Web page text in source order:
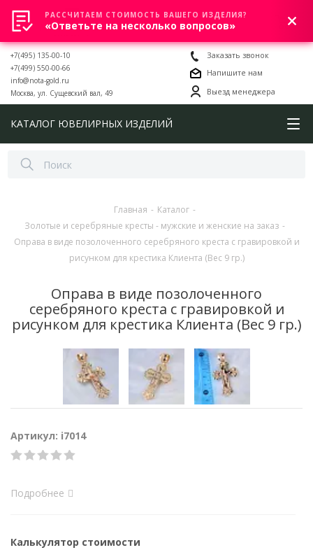
0
+7(495) 135-00-10
+7(499) 550-00-66
info@nota-gold.ru
Москва, ул. Сущевский вал, 49
Заказать звонок
Напишите нам
Выезд менеджера
КАТАЛОГ ЮВЕЛИРНЫХ ИЗДЕЛИЙ
Главная - Каталог -
Золотые и серебряные кресты - мужские и женские на заказ -
Оправа в виде позолоченного серебряного креста с гравировкой и
рисунком для крестика Клиента (Вес 9 гр.)
Оправа в виде позолоченного
серебряного креста с гравировкой и
рисунком для крестика Клиента (Вес 9 гр.)
Артикул: i7014
Подробнее
Калькулятор стоимости
РАССЧИТАЕМ СТОИМОСТЬ ВАШЕГО ИЗДЕЛИЯ?
«Ответьте на несколько вопросов»